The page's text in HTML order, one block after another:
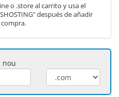
o .store al carrito y usa el
después de añadir
nou